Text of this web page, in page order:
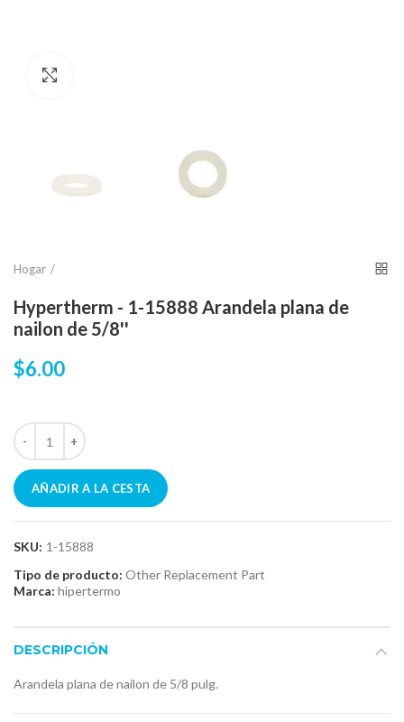
Hogar
Hypertherm - 1-15888 Arandela plana de
nailon de 5/8''
$6.00
AÑADIR A LA CESTA
SKU: 1-15888
Tipo de producto: Other Replacement Part
Marca: hipertermo
DESCRIPCIÓN
Arandela plana de nailon de 5/8 pulg.